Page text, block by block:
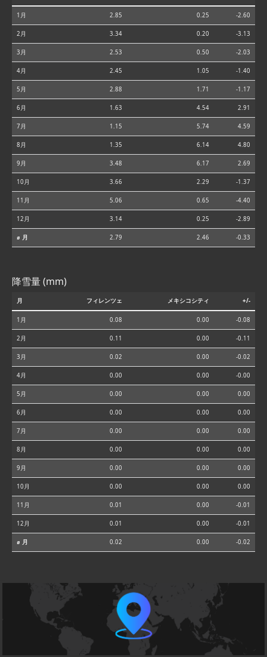
1月 2.85 0.25 -2.60
2月 3.34 0.20 -3.13
3月 2.53 0.50 -2.03
4月 2.45 1.05 -1.40
5月 2.88 1.71 -1.17
6月 1.63 4.54 2.91
7月 1.15 5.74 4.59
8月 1.35 6.14 4.80
9月 3.48 6.17 2.69
10月 3.66 2.29 -1.37
11月 5.06 0.65 -4.40
12月 3.14 0.25 -2.89
⌀ 月 2.79 2.46 -0.33
降雪量 (mm)
月 フィレンツェ メキシコシティ +/-
1月 0.08 0.00 -0.08
2月 0.11 0.00 -0.11
3月 0.02 0.00 -0.02
4月 0.00 0.00 -0.00
5月 0.00 0.00 0.00
6月 0.00 0.00 0.00
7月 0.00 0.00 0.00
8月 0.00 0.00 0.00
9月 0.00 0.00 0.00
10月 0.00 0.00 0.00
11月 0.01 0.00 -0.01
12月 0.01 0.00 -0.01
⌀ 月 0.02 0.00 -0.02